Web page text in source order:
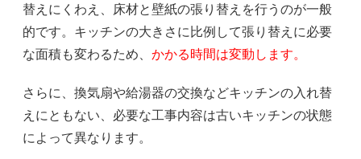
替えにくわえ、床材と壁紙の張り替えを行うのが一般
的です。キッチンの大きさに比例して張り替えに必要
な面積も変わるため、 かかる時間は変動します。
さらに、換気扇や給湯器の交換などキッチンの入れ替
えにともない、必要な工事内容は古いキッチンの状態
によって異なります。